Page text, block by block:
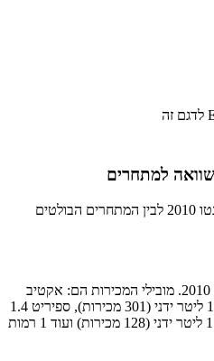
השוואת רמות הגימור של פיאט פונטו 2010 לבין המתחרים הבולטים
956 רכבי פיאט פונטו נמכרו בשנת 2010. מובילי המכירות הם: אקטיב
1.4 ליטר (311 מכירות), אקטיב 1.2 ליטר ידני (301 מכירות), ספיריט 1.4
ליטר ידני (133 מכירות), אקטיב 1.4 ליטר ידני (128 מכירות) ועוד 1 רמות